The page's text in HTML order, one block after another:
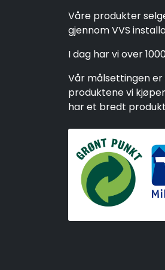
Våre produkter
gjennom VVS
I dag har vi over
Vår målsettingen
produktene vi
har et bredt